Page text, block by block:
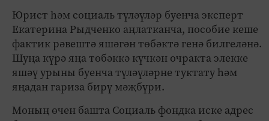
Юрист һәм социаль түләүләр буенча эксперт
Екатерина Рыдченко аңлатканча, пособие кеше
фактик рәвештә яшәгән төбәктә генә билгеләнә.
Шуңа күрә яңа төбәккә күчкән очракта элекке
яшәү урыны буенча түләүләрне туктату һәм
яңадан гариза бирү мәҗбүри.
Моның өчен башта Социаль фондка иске адрес